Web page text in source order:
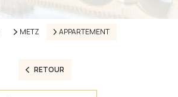
METZ APPARTEMENT
RETOUR